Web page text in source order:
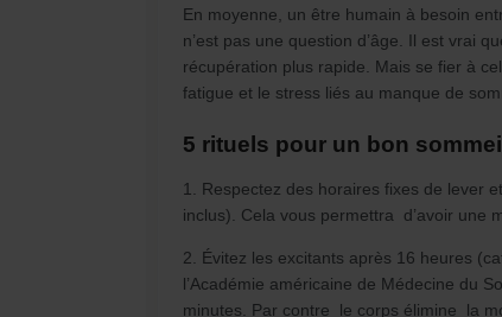
En moyenne, un être humain à besoin
n’est pas une question d’âge. Il est vrai
récupération plus rapide. Mais se fier à
fatigue et le stress liés au manque de
5 rituels pour un bon sommeil
1. Respectez des horaires fixes de lever
inclus). Cela vous permettra d’avoir une
2. Évitez les excitants après 16 heures
l’Académie américaine de Médecine du
minutes. Par contre le corps élimine la